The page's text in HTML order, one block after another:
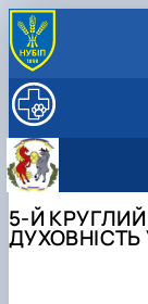
ПРО
НАУКА
СКЛАД
СПІВПРАЦЯ
5-Й КРУГЛИЙ
ДУХОВНІСТЬ